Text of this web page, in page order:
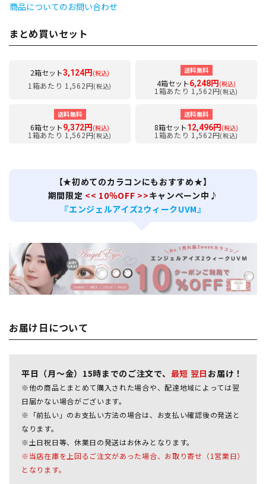
商品についてのお問い合わせ
まとめ買いセット
2箱セット3,124円 (税込)
1箱あたり 1,562円(税込)
送料無料
4箱セット6,248円 (税込)
1箱あたり 1,562円(税込)
送料無料
6箱セット9,372円 (税込)
1箱あたり 1,562円(税込)
送料無料
8箱セット12,496円 (税込)
1箱あたり 1,562円(税込)
【★初めてのカラコンにもおすすめ★】
期間限定 << 10％OFF >>キャンペーン中♪
『エンジェルアイズ2ウィークUVM』
お届け日について
平日（月～金）15時までのご注文で、 最短 翌日 お届け！
※他の商品とまとめて購入された場合や、配達地域によっては翌
日届かない場合がございます。
※「前払い」のお支払い方法の場合は、お支払い確認後の発送と
なります。
※土日祝日等、休業日の発送はお休みとなります。
※当店在庫を上回るご注文があった場合、お取り寄せ（1営業日）
となります。